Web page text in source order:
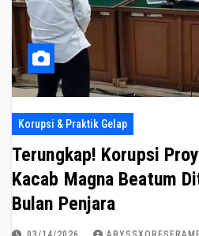
Korupsi & Praktik Gelap
Terungkap! Korupsi
Kacab Magna Beatum
Bulan Penjara